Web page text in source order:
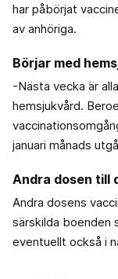
har påbörjat
av anhöriga.
Börjar med
-Nästa vecka är
hemsjukvård.
januari månads
Andra dosen till
Andra dosens
särskilda boenden
eventuellt också i